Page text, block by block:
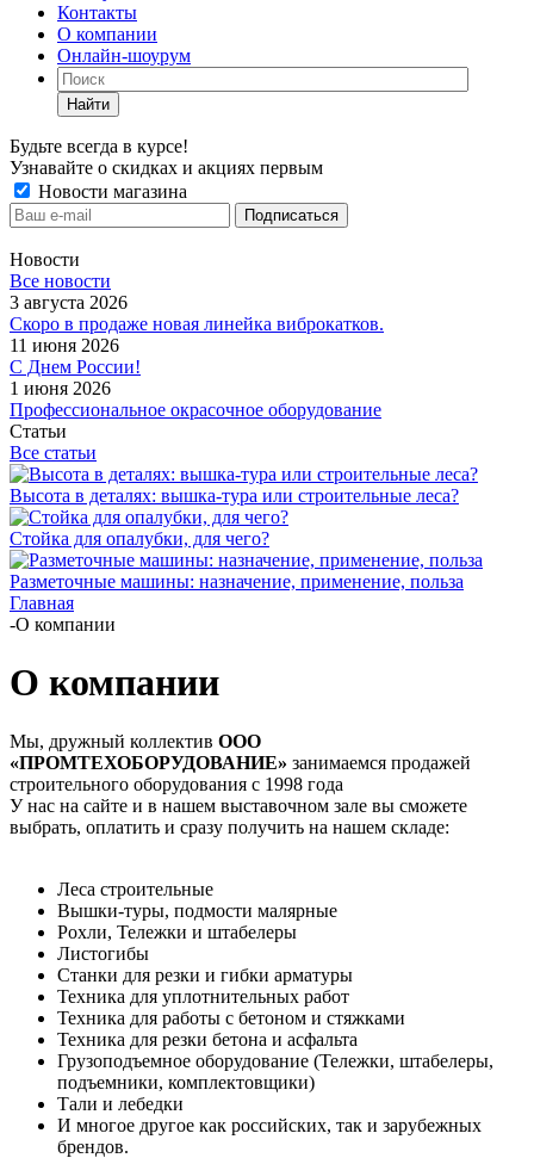
Контакты
О компании
Онлайн-шоурум
Найти
Будьте всегда в курсе!
Узнавайте о скидках и акциях первым
Новости магазина
Новости
Все новости
3 августа 2026
Скоро в продаже новая линейка виброкатков.
11 июня 2026
С Днем России!
1 июня 2026
Профессиональное окрасочное оборудование
Статьи
Все статьи
Высота в деталях: вышка-тура или строительные леса?
Стойка для опалубки, для чего?
Разметочные машины: назначение, применение, польза
Главная
-О компании
О компании
Мы, дружный коллектив ООО
«ПРОМТЕХОБОРУДОВАНИЕ» занимаемся продажей
строительного оборудования с 1998 года
У нас на сайте и в нашем выставочном зале вы сможете
выбрать, оплатить и сразу получить на нашем складе:
Леса строительные
Вышки-туры, подмости малярные
Рохли, Тележки и штабелеры
Листогибы
Станки для резки и гибки арматуры
Техника для уплотнительных работ
Техника для работы с бетоном и стяжками
Техника для резки бетона и асфальта
Грузоподъемное оборудование (Тележки, штабелеры,
подъемники, комплектовщики)
Тали и лебедки
И многое другое как российских, так и зарубежных
брендов.